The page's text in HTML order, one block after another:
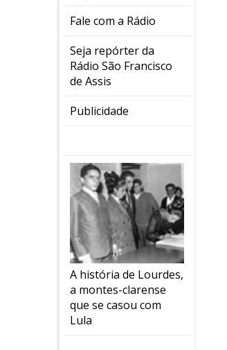
Fale com a Rádio
Seja repórter da
Rádio São Francisco
de Assis
Publicidade
A história de Lourdes,
a montes-clarense
que se casou com
Lula